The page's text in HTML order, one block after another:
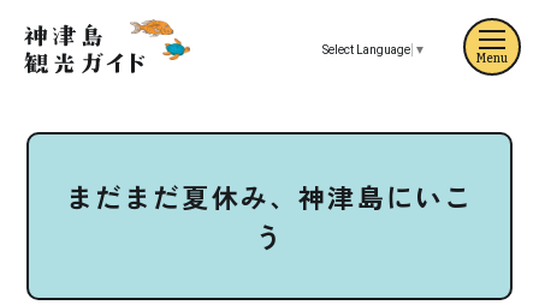
Select Language ▼
まだまだ夏休み、神津島にいこ
う
Menu